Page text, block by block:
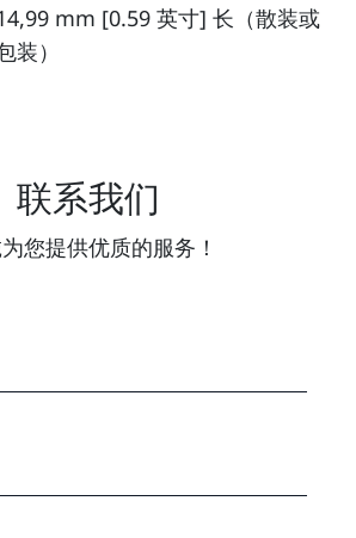
mm [0.59 英寸] 长（散装或
装）
联系我们
您提供优质的服务！